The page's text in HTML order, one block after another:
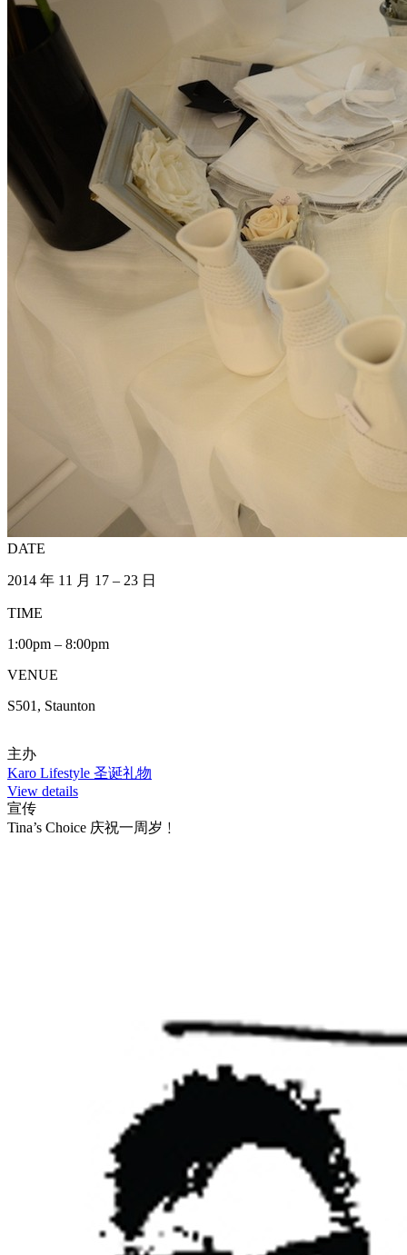
DATE
2014 年 11 月 17 – 23 日
TIME
1:00pm – 8:00pm
VENUE
S501, Staunton
主办
Karo Lifestyle 圣诞礼物
View details
宣传
Tina’s Choice 庆祝一周岁﹗